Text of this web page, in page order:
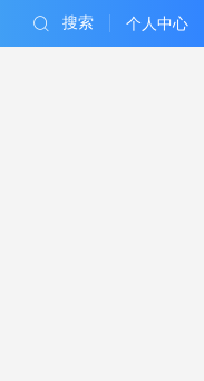
个人中心
搜索